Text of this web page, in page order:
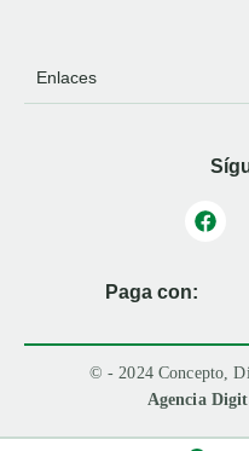
Enlaces
Paga con:
© - 2024 Concepto,
Agencia